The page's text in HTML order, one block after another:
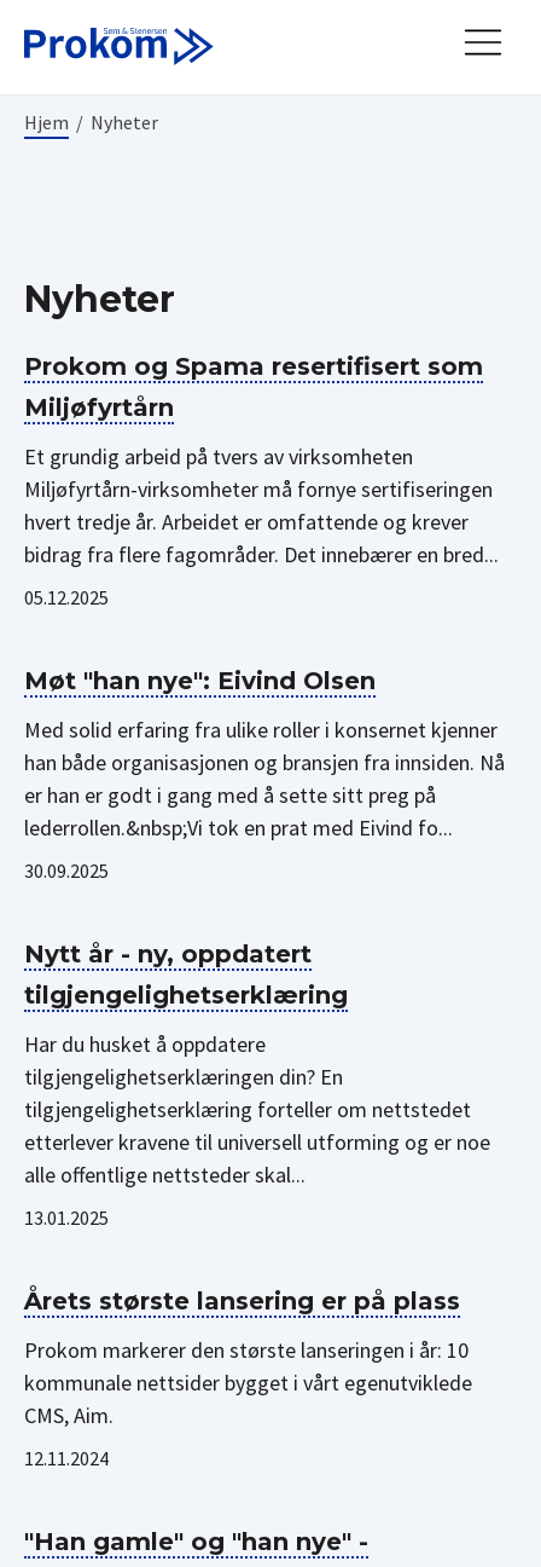
Hjem / Nyheter
Nyheter
Prokom og Spama resertifisert som
Miljøfyrtårn
Et grundig arbeid på tvers av virksomheten
Miljøfyrtårn-virksomheter må fornye sertifiseringen
hvert tredje år. Arbeidet er omfattende og krever
bidrag fra flere fagområder. Det innebærer en bred...
05.12.2025
Møt "han nye": Eivind Olsen
Med solid erfaring fra ulike roller i konsernet kjenner
han både organisasjonen og bransjen fra innsiden. Nå
er han er godt i gang med å sette sitt preg på
lederrollen.&nbsp;Vi tok en prat med Eivind fo...
30.09.2025
Nytt år - ny, oppdatert
tilgjengelighetserklæring
Har du husket å oppdatere
tilgjengelighetserklæringen din? En
tilgjengelighetserklæring forteller om nettstedet
etterlever kravene til universell utforming og er noe
alle offentlige nettsteder skal...
13.01.2025
Årets største lansering er på plass
Prokom markerer den største lanseringen i år: 10
kommunale nettsider bygget i vårt egenutviklede
CMS, Aim.
12.11.2024
"Han gamle" og "han nye" -